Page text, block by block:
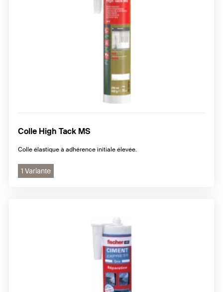
Colle High Tack MS
Colle élastique à adhérence initiale élevée.
1 Variante